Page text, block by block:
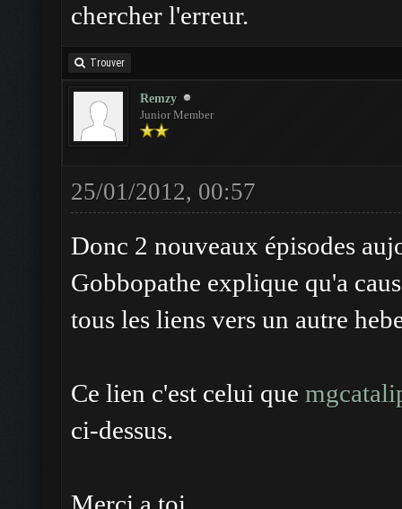
chercher l'erreur.
Trouver
Remzy
Junior Member
25/01/2012, 00:57
Donc 2 nouveaux épisodes
Gobbopathe explique qu'a
tous les liens vers un autre
Ce lien c'est celui que
ci-dessus.